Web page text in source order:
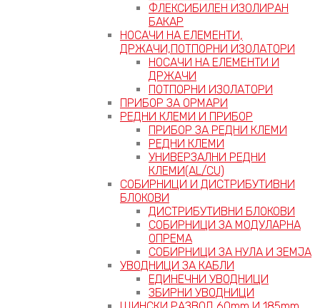
ФЛЕКСИБИЛЕН ИЗОЛИРАН
БАКАР
НОСАЧИ НА ЕЛЕМЕНТИ,
ДРЖАЧИ,ПОТПОРНИ ИЗОЛАТОРИ
НОСАЧИ НА ЕЛЕМЕНТИ И
ДРЖАЧИ
ПОТПОРНИ ИЗОЛАТОРИ
ПРИБОР ЗА ОРМАРИ
РЕДНИ КЛЕМИ И ПРИБОР
ПРИБОР ЗА РЕДНИ КЛЕМИ
РЕДНИ КЛЕМИ
УНИВЕРЗАЛНИ РЕДНИ
КЛЕМИ(AL/CU)
СОБИРНИЦИ И ДИСТРИБУТИВНИ
БЛОКОВИ
ДИСТРИБУТИВНИ БЛОКОВИ
СОБИРНИЦИ ЗА МОДУЛАРНА
ОПРЕМА
СОБИРНИЦИ ЗА НУЛА И ЗЕМЈА
УВОДНИЦИ ЗА КАБЛИ
ЕДИНЕЧНИ УВОДНИЦИ
ЗБИРНИ УВОДНИЦИ